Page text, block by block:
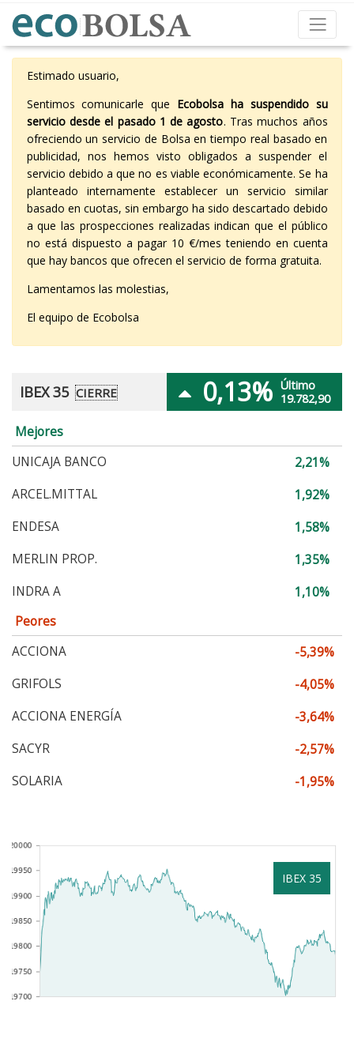
Estimado usuario,
Sentimos comunicarle que Ecobolsa ha suspendido su
servicio desde el pasado 1 de agosto. Tras muchos años
ofreciendo un servicio de Bolsa en tiempo real basado en
publicidad, nos hemos visto obligados a suspender el
servicio debido a que no es viable económicamente. Se ha
planteado internamente establecer un servicio similar
basado en cuotas, sin embargo ha sido descartado debido
a que las prospecciones realizadas indican que el público
no está dispuesto a pagar 10 €/mes teniendo en cuenta
que hay bancos que ofrecen el servicio de forma gratuita.
Lamentamos las molestias,
El equipo de Ecobolsa
IBEX 35
IBEX 35 CIERRE 0,13% Último
19.782,90
Mejores
UNICAJA BANCO
2,21%
ARCEL.MITTAL
1,92%
ENDESA
1,58%
MERLIN PROP.
1,35%
INDRA A
1,10%
Peores
ACCIONA
-5,39%
GRIFOLS
-4,05%
ACCIONA ENERGÍA
-3,64%
SACYR
-2,57%
SOLARIA
-1,95%